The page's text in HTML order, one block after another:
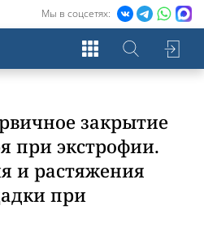
Мы в соцсетях:
закрытие
при экстрофии.
и растяжения
при